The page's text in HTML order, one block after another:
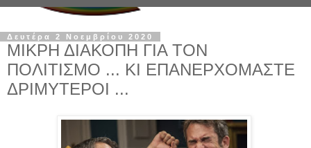
Δευτέρα 2 Νοεμβρίου 2020
ΜΙΚΡΗ ΔΙΑΚΟΠΗ ΓΙΑ ΤΟΝ
ΠΟΛΙΤΙΣΜΟ ... ΚΙ ΕΠΑΝΕΡΧΟΜΑΣΤΕ
ΔΡΙΜΥΤΕΡΟΙ ...